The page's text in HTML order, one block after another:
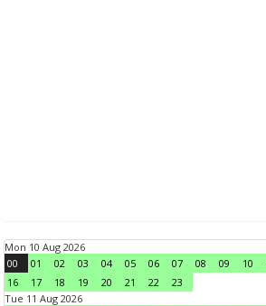
Mon 10 Aug 2026
00
01 02 03 04 05 06 07 08 09 10
16
17 18 19 20 21 22
23
Tue 11 Aug 2026